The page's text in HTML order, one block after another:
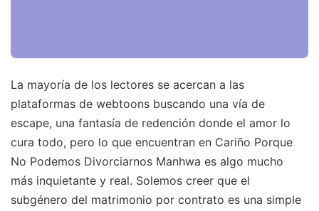
La mayoría de los lectores se acercan a las
plataformas de webtoons buscando una vía de
escape, una fantasía de redención donde el amor lo
cura todo, pero lo que encuentran en Cariño Porque
No Podemos Divorciarnos Manhwa es algo mucho
más inquietante y real. Solemos creer que el
subgénero del matrimonio por contrato es una simple